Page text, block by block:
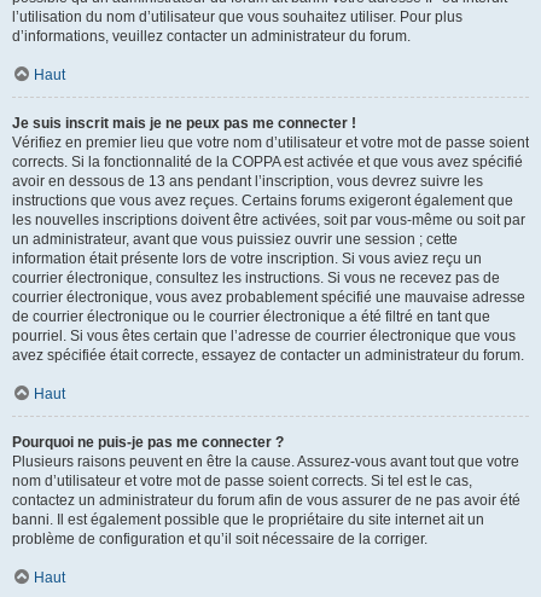
l’utilisation du nom d’utilisateur que vous souhaitez utiliser. Pour plus
d’informations, veuillez contacter un administrateur du forum.
Haut
Je suis inscrit mais je ne peux pas me connecter !
Vérifiez en premier lieu que votre nom d’utilisateur et votre mot de passe soient
corrects. Si la fonctionnalité de la COPPA est activée et que vous avez spécifié
avoir en dessous de 13 ans pendant l’inscription, vous devrez suivre les
instructions que vous avez reçues. Certains forums exigeront également que
les nouvelles inscriptions doivent être activées, soit par vous-même ou soit par
un administrateur, avant que vous puissiez ouvrir une session ; cette
information était présente lors de votre inscription. Si vous aviez reçu un
courrier électronique, consultez les instructions. Si vous ne recevez pas de
courrier électronique, vous avez probablement spécifié une mauvaise adresse
de courrier électronique ou le courrier électronique a été filtré en tant que
pourriel. Si vous êtes certain que l’adresse de courrier électronique que vous
avez spécifiée était correcte, essayez de contacter un administrateur du forum.
Haut
Pourquoi ne puis-je pas me connecter ?
Plusieurs raisons peuvent en être la cause. Assurez-vous avant tout que votre
nom d’utilisateur et votre mot de passe soient corrects. Si tel est le cas,
contactez un administrateur du forum afin de vous assurer de ne pas avoir été
banni. Il est également possible que le propriétaire du site internet ait un
problème de configuration et qu’il soit nécessaire de la corriger.
Haut